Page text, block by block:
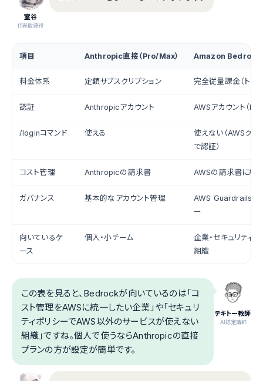
室谷
代表取締役
項目 Anthropic直接（Pro/Max） Amazon Bedrock
料金体系 定額サブスクリプション 完全従量課金（トー
認証 Anthropicアカウント AWSアカウント（IAM
/loginコマンド 使える
使えない（AWSクレ
で認証）
コスト管理 Anthropicの請求書 AWSの請求書に統
ガバナンス 基本的なアカウント管理
AWS Guardrails・
ー
向いているケ
ース
個人・小チーム
企業・セキュリティ
組織
テキトー教師
.AI認定講師
この表を見ると、Bedrockが向いているのは「コ
スト管理をAWSに統一したい企業」や「セキュリ
ティポリシーでAWS以外のサービスが使えない
組織」ですね。個人で使うならAnthropicの直接
プランの方が設定が簡単です。